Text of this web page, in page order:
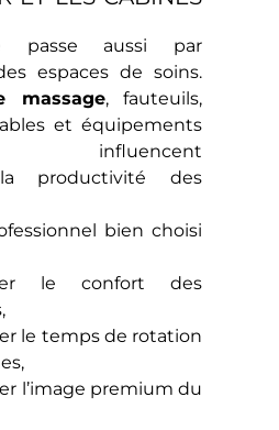
passe aussi par
espaces de soins.
massage, fauteuils,
et équipements
influencent
productivité des
bien choisi
le confort des
le temps de rotation
l’image premium du